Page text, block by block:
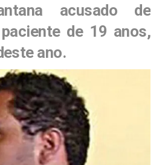
acusado de
de 19 anos,
ano.